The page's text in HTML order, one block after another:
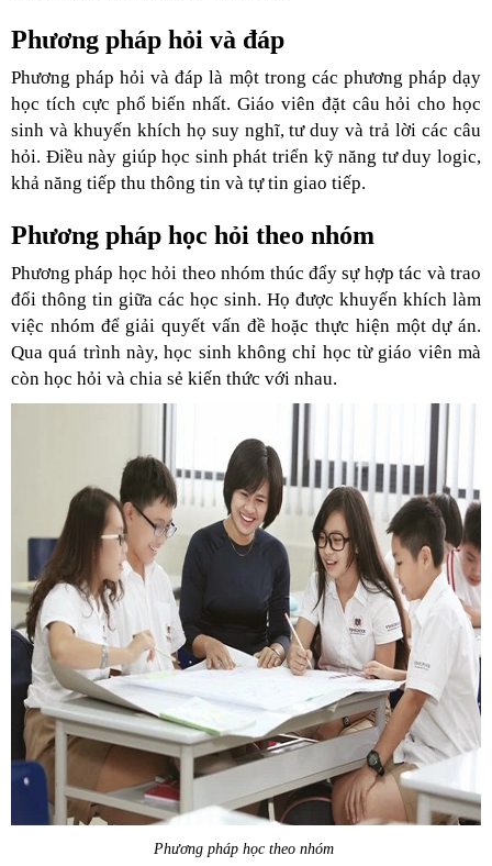
Phương pháp hỏi và đáp
Phương pháp hỏi và đáp là một trong các phương pháp dạy
học tích cực phổ biến nhất. Giáo viên đặt câu hỏi cho học
sinh và khuyến khích họ suy nghĩ, tư duy và trả lời các câu
hỏi. Điều này giúp học sinh phát triển kỹ năng tư duy logic,
khả năng tiếp thu thông tin và tự tin giao tiếp.
Phương pháp học hỏi theo nhóm
Phương pháp học hỏi theo nhóm thúc đẩy sự hợp tác và trao
đổi thông tin giữa các học sinh. Họ được khuyến khích làm
việc nhóm để giải quyết vấn đề hoặc thực hiện một dự án.
Qua quá trình này, học sinh không chỉ học từ giáo viên mà
còn học hỏi và chia sẻ kiến thức với nhau.
Phương pháp học theo nhóm